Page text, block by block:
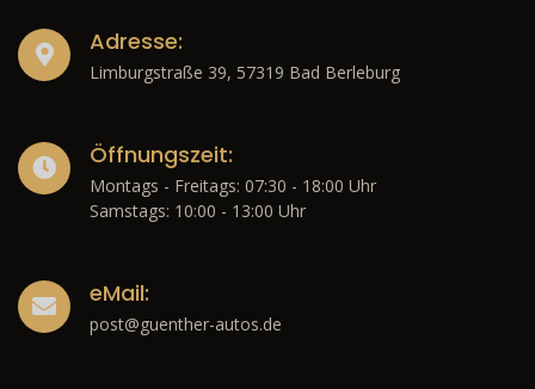
Adresse:
Limburgstraße 39, 57319 Bad Berleburg
Öffnungszeit:
Montags - Freitags: 07:30 - 18:00 Uhr
Samstags: 10:00 - 13:00 Uhr
eMail:
post@guenther-autos.de